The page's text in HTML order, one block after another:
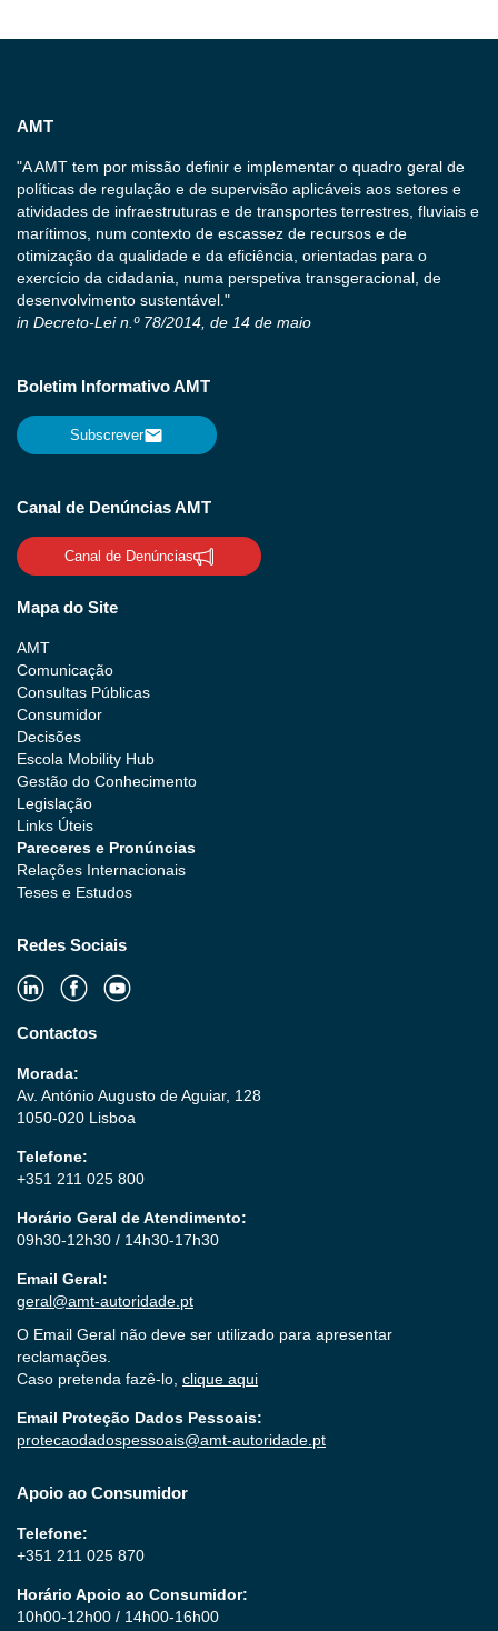
AMT
"A AMT tem por missão definir e implementar o quadro geral de
políticas de regulação e de supervisão aplicáveis aos setores e
atividades de infraestruturas e de transportes terrestres, fluviais e
marítimos, num contexto de escassez de recursos e de
otimização da qualidade e da eficiência, orientadas para o
exercício da cidadania, numa perspetiva transgeracional, de
desenvolvimento sustentável."
in Decreto-Lei n.º 78/2014, de 14 de maio
Boletim Informativo AMT
Subscrever
Canal de Denúncias AMT
Canal de Denúncias
Mapa do Site
AMT
Comunicação
Consultas Públicas
Consumidor
Decisões
Escola Mobility Hub
Gestão do Conhecimento
Legislação
Links Úteis
Pareceres e Pronúncias
Relações Internacionais
Teses e Estudos
Redes Sociais
Contactos
Morada:
Av. António Augusto de Aguiar, 128
1050-020 Lisboa
Telefone:
+351 211 025 800
Horário Geral de Atendimento:
09h30-12h30 / 14h30-17h30
Email Geral:
geral@amt-autoridade.pt
O Email Geral não deve ser utilizado para apresentar
reclamações.
Caso pretenda fazê-lo, clique aqui
Email Proteção Dados Pessoais:
protecaodadospessoais@amt-autoridade.pt
Apoio ao Consumidor
Telefone:
+351 211 025 870
Horário Apoio ao Consumidor:
10h00-12h00 / 14h00-16h00